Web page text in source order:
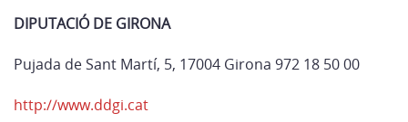
DIPUTACIÓ DE GIRONA
Pujada de Sant Martí, 5, 17004 Girona 972 18 50 00
http://www.ddgi.cat